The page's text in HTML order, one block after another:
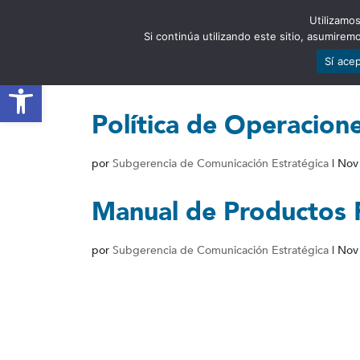
Abrir barra de herramientas
Política de
por Subgerencia de Comunicación Estratégica |
Manual de Productos
por Subgerencia de Comunicación Estratégica |
Si continúa utilizando este sitio,
Sí